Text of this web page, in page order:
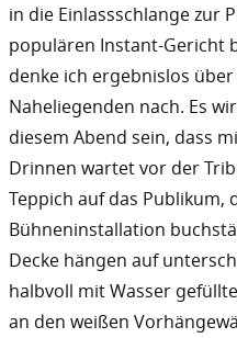
in die Einlassschlange zur
populären Instant-Gericht
denke ich ergebnislos
Naheliegenden nach. Es
diesem Abend sein, dass
Drinnen wartet vor der
Teppich auf das Publikum,
Bühneninstallation
Decke hängen auf
halbvoll mit Wasser
an den weißen